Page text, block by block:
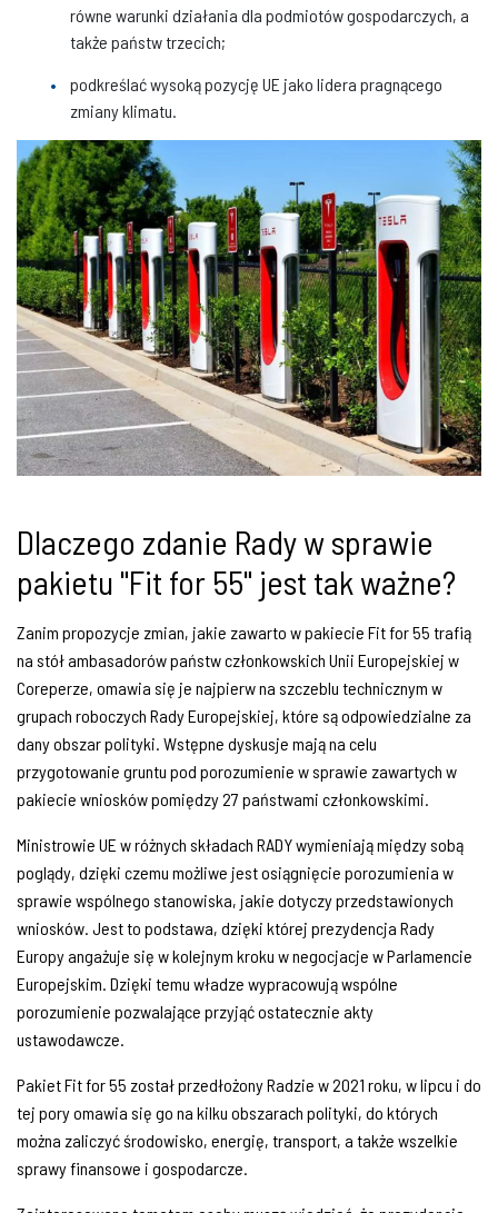
równe warunki działania dla podmiotów gospodarczych, a
także państw trzecich;
podkreślać wysoką pozycję UE jako lidera pragnącego
zmiany klimatu.
Dlaczego zdanie Rady w sprawie
pakietu "Fit for 55" jest tak ważne?
Zanim propozycje zmian, jakie zawarto w pakiecie Fit for 55 trafią
na stół ambasadorów państw członkowskich Unii Europejskiej w
Coreperze, omawia się je najpierw na szczeblu technicznym w
grupach roboczych Rady Europejskiej, które są odpowiedzialne za
dany obszar polityki. Wstępne dyskusje mają na celu
przygotowanie gruntu pod porozumienie w sprawie zawartych w
pakiecie wniosków pomiędzy 27 państwami członkowskimi.
Ministrowie UE w różnych składach RADY wymieniają między sobą
poglądy, dzięki czemu możliwe jest osiągnięcie porozumienia w
sprawie wspólnego stanowiska, jakie dotyczy przedstawionych
wniosków. Jest to podstawa, dzięki której prezydencja Rady
Europy angażuje się w kolejnym kroku w negocjacje w Parlamencie
Europejskim. Dzięki temu władze wypracowują wspólne
porozumienie pozwalające przyjąć ostatecznie akty
ustawodawcze.
Pakiet Fit for 55 został przedłożony Radzie w 2021 roku, w lipcu i do
tej pory omawia się go na kilku obszarach polityki, do których
można zaliczyć środowisko, energię, transport, a także wszelkie
sprawy finansowe i gospodarcze.